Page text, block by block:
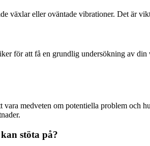
växlar eller oväntade vibrationer. Det är
för att få en grundlig undersökning av
medveten om potentiella problem och
stöta på?